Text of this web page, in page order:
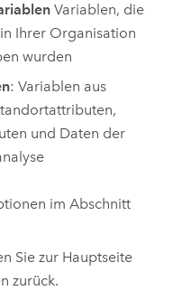
Variablen, die
Ihrer Organisation
wurden
: Variablen aus
und Daten der
im Abschnitt
Sie zur Hauptseite
zurück.